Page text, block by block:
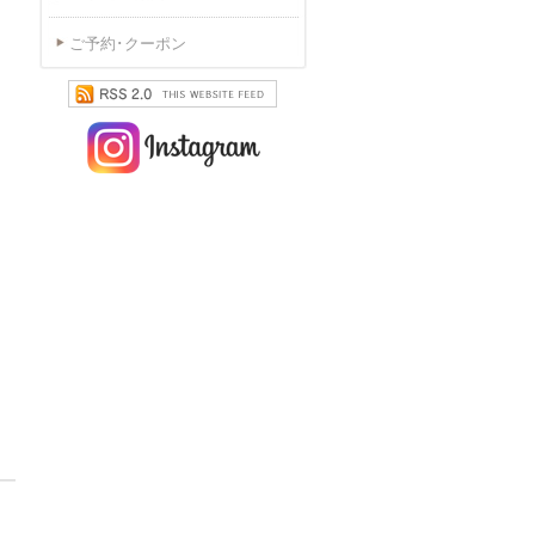
ご予約･クーポン